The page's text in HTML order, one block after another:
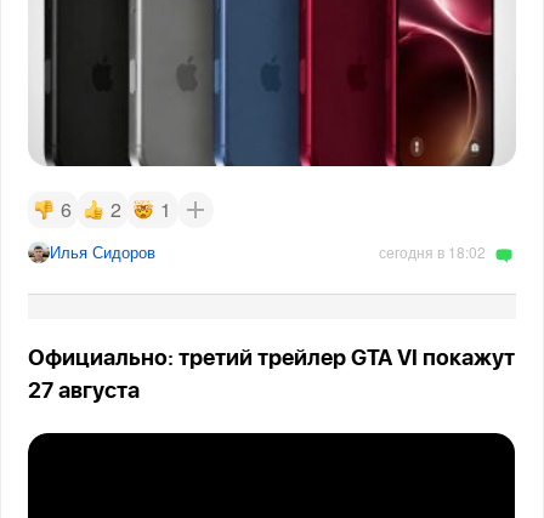
6 2 1
Илья Сидоров сегодня в 18:02
Официально: третий трейлер GTA VI покажут
27 августа